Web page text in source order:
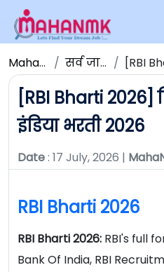
Maha NMK सर्व जाहिराती [RBI
[RBI Bharti
इंडिया भरती 2026
Date: 17 July, 2026 |
RBI Bharti 2026
RBI Bharti 2026: RBI's full
Bank Of India, RBI